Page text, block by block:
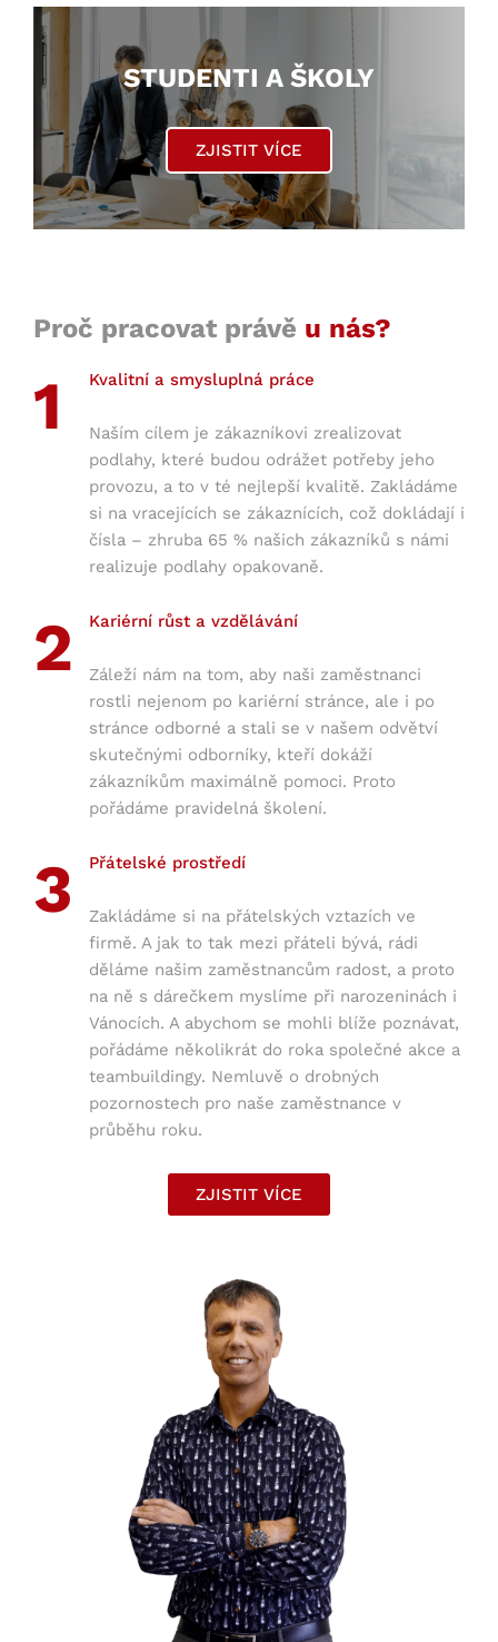
STUDENTI A ŠKOLY
ZJISTIT VÍCE
Proč pracovat právě u nás?
1 Kvalitní a smysluplná práce
Naším cílem je zákazníkovi zrealizovat
podlahy, které budou odrážet potřeby jeho
provozu, a to v té nejlepší kvalitě. Zakládáme
si na vracejících se zákaznících, což dokládají i
čísla – zhruba 65 % našich zákazníků s námi
realizuje podlahy opakovaně.
2 Kariérní růst a vzdělávání
Záleží nám na tom, aby naši zaměstnanci
rostli nejenom po kariérní stránce, ale i po
stránce odborné a stali se v našem odvětví
skutečnými odborníky, kteří dokáží
zákazníkům maximálně pomoci. Proto
pořádáme pravidelná školení.
3 Přátelské prostředí
Zakládáme si na přátelských vztazích ve
firmě. A jak to tak mezi přáteli bývá, rádi
děláme našim zaměstnancům radost, a proto
na ně s dárečkem myslíme při narozeninách i
Vánocích. A abychom se mohli blíže poznávat,
pořádáme několikrát do roka společné akce a
teambuildingy. Nemluvě o drobných
pozornostech pro naše zaměstnance v
průběhu roku.
ZJISTIT VÍCE